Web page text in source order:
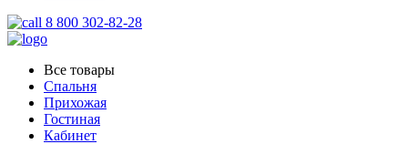
8 800 302-82-28
Все товары
Спальня
Прихожая
Гостиная
Кабинет